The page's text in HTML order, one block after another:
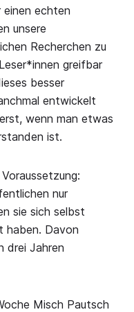
einen echten
unsere
Recherchen zu
greifbar
besser
entwickelt
wenn man etwas
ist.
nur
sie sich selbst
haben. Davon
drei Jahren
Misch Pautsch